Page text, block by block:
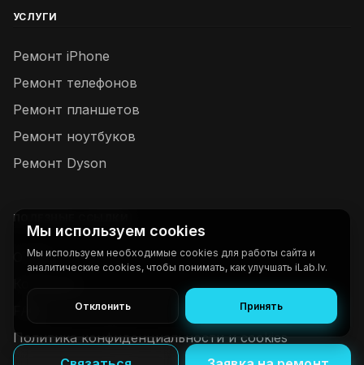
УСЛУГИ
Ремонт iPhone
Ремонт телефонов
Ремонт планшетов
Ремонт ноутбуков
Ремонт Dyson
ПОЛЕЗНЫЕ ССЫЛКИ
О нас
Контакты
Политика конфиденциальности и cookies
Мы используем cookies
Мы используем необходимые cookies для работы сайта и
аналитические cookies, чтобы понимать, как улучшать iLab.lv.
Отклонить Принять